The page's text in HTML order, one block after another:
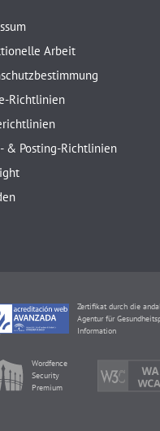
Arbeit
Richtlinien
& Posting-Richtlinien
Zertifikat durch die
Agentur für
Information
Wordfence
Security
Premium